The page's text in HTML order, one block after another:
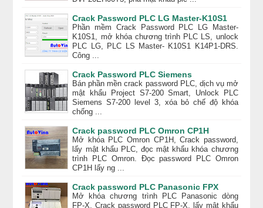
Crack Password PLC LG Master-K10S1
Phần mềm Crack Password PLC LG Master-
K10S1, mở khóa chương trình PLC LS, unlock
PLC LG, PLC LS Master- K10S1 K14P1-DRS.
Công ...
Crack Password PLC Siemens
Bán phần mền crack password PLC, dịch vụ mở
mật khẩu Project S7-200 Smart, Unlock PLC
Siemens S7-200 level 3, xóa bỏ chế độ khóa
chống ...
Crack password PLC Omron CP1H
Mở khóa PLC Omron CP1H, Crack password,
lấy mật khẩu PLC, đọc mật khẩu khóa chương
trình PLC Omron. Đọc password PLC Omron
CP1H lấy ng ...
Crack password PLC Panasonic FPX
Mở khóa chương trình PLC Panasonic dòng
FP-X, Crack password PLC FP-X, lấy mật khẩu